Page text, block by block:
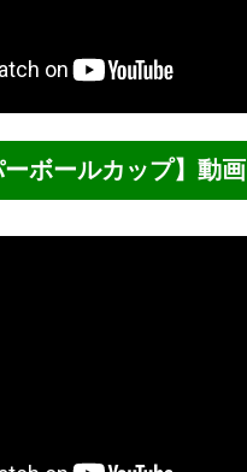
ーボールカップ】動画